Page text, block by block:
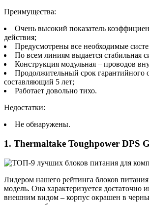
Преимущества:
Очень высокий показатель
действия;
Предусмотрены все необходимые
По всем линиям выдается стабильная
Конструкция модульная – проводов
Продолжительный срок гарантийного
составляющий 5 лет;
Работает довольно тихо.
Недостатки:
Не обнаружены.
1. Thermaltake Toughpower DPS
Лидером нашего рейтинга блоков питания
модель. Она характеризуется достаточно
внешним видом – корпус окрашен в